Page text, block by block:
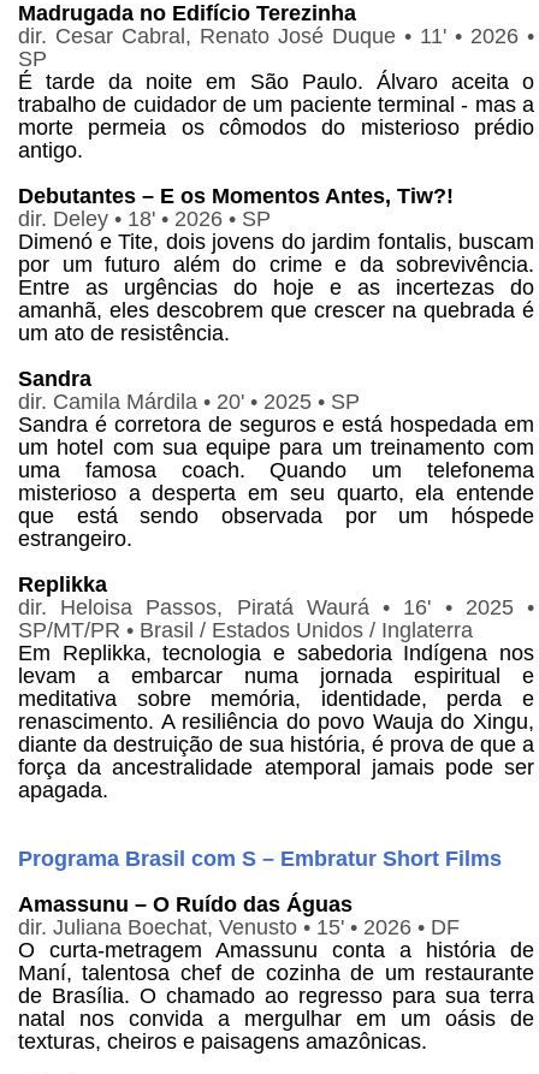
Madrugada no Edifício Terezinha
dir. Cesar Cabral, Renato José Duque • 11' • 2026 •
SP
É tarde da noite em São Paulo. Álvaro aceita o
trabalho de cuidador de um paciente terminal - mas a
morte permeia os cômodos do misterioso prédio
antigo.
Debutantes – E os Momentos Antes, Tiw?!
dir. Deley • 18' • 2026 • SP
Dimenó e Tite, dois jovens do jardim fontalis, buscam
por um futuro além do crime e da sobrevivência.
Entre as urgências do hoje e as incertezas do
amanhã, eles descobrem que crescer na quebrada é
um ato de resistência.
Sandra
dir. Camila Márdila • 20' • 2025 • SP
Sandra é corretora de seguros e está hospedada em
um hotel com sua equipe para um treinamento com
uma famosa coach. Quando um telefonema
misterioso a desperta em seu quarto, ela entende
que está sendo observada por um hóspede
estrangeiro.
Replikka
dir. Heloisa Passos, Piratá Waurá • 16' • 2025 •
SP/MT/PR • Brasil / Estados Unidos / Inglaterra
Em Replikka, tecnologia e sabedoria Indígena nos
levam a embarcar numa jornada espiritual e
meditativa sobre memória, identidade, perda e
renascimento. A resiliência do povo Wauja do Xingu,
diante da destruição de sua história, é prova de que a
força da ancestralidade atemporal jamais pode ser
apagada.
Programa Brasil com S – Embratur Short Films
Amassunu – O Ruído das Águas
dir. Juliana Boechat, Venusto • 15' • 2026 • DF
O curta-metragem Amassunu conta a história de
Maní, talentosa chef de cozinha de um restaurante
de Brasília. O chamado ao regresso para sua terra
natal nos convida a mergulhar em um oásis de
texturas, cheiros e paisagens amazônicas.